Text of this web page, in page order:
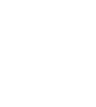
en espèces et d'autres